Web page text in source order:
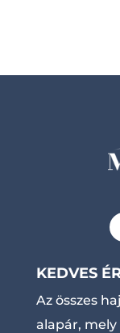
KEDVES
Az összes
alapár,